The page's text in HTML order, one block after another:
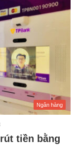
Ngân hàng
tiền bằng